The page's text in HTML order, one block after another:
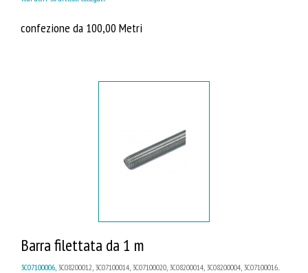
confezione da 100,00 Metri
Barra filettata da 1 m
3C07100006 , 3C08200012, 3C07100014, 3C07100020, 3C08200014, 3C08200004, 3C07100016...